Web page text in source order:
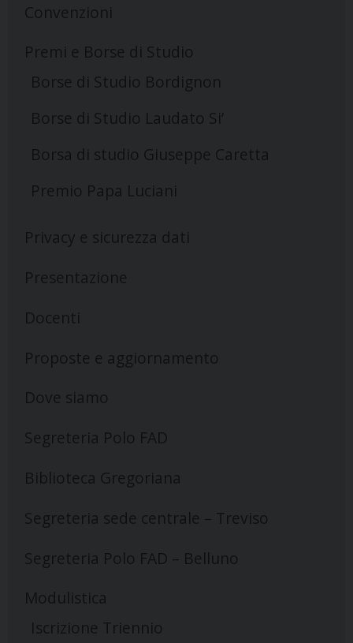
Convenzioni
Premi e Borse di Studio
Borse di Studio Bordignon
Borse di Studio Laudato Si’
Borsa di studio Giuseppe Caretta
Premio Papa Luciani
Privacy e sicurezza dati
Presentazione
Docenti
Proposte e aggiornamento
Dove siamo
Segreteria Polo FAD
Biblioteca Gregoriana
Segreteria sede centrale – Treviso
Segreteria Polo FAD – Belluno
Modulistica
Iscrizione Triennio